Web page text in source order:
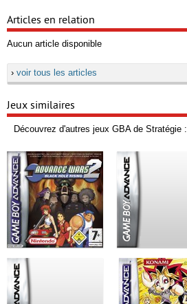
Articles en relation
Aucun article disponible
› voir tous les articles
Jeux similaires
Découvrez d'autres jeux GBA de Stratégie :